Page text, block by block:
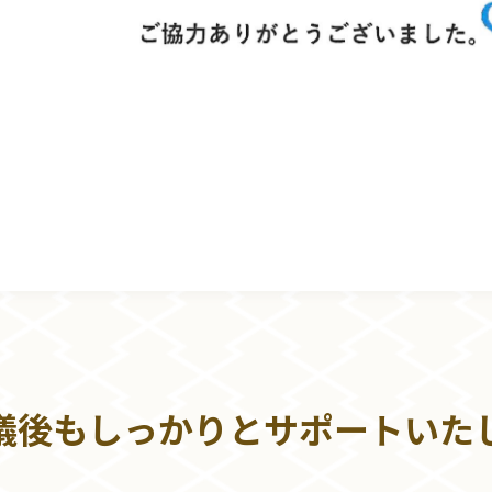
後もしっかりとサポートいた